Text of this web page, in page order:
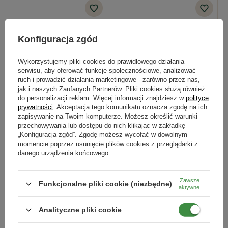
rośliny, które nie są wilgotne, 1-2 razy w okresie od
jednorazowej dawki 50 g na 1 m² powierzchni uprawy.
co najmniej 4-tygodniowy odstęp.
Pod drzewa i krzewy:Nawóz należy rozsiewać w
promieniu nieco większym od obrysu korony roślin.
Dodatkowe zastosowanie:
Nawóz SUMIN może być używany interwencyjnie do
nawożenia roślin, które są przeazotowane lub gdy istnieje
ryzyko ich przeazotowania w okresie wiosenno-letnim. W
uniwersalny jesienny w dawce 50-100 g na 1 m²
powierzchni.
Zalecenia dotyczące dawek dla różnych rodzajów roślin:
Podmiot odpowiedzialny za ten produkt na terenie UE Więcej
Naturcomplet-G nawóz organiczno-
mineralny 5kg - Sumin
64,89 zł
Moc Azotu 25 ml - Sumin
21,99 zł
Kategorie powiązane
Nawozy uniwersalne,Nawozy jesienne
Konfiguracja zgód
Wykorzystujemy pliki cookies do prawidłowego działania
serwisu, aby oferować funkcje społecznościowe, analizować
ruch i prowadzić działania marketingowe - zarówno przez nas,
jak i naszych Zaufanych Partnerów. Pliki cookies służą również
do personalizacji reklam. Więcej informacji znajdziesz w polityce
prywatności . Akceptacja tego komunikatu oznacza zgodę na ich
zapisywanie na Twoim komputerze. Możesz określić warunki
przechowywania lub dostępu do nich klikając w zakładkę
„Konfiguracja zgód”. Zgodę możesz wycofać w dowolnym
momencie poprzez usunięcie plików cookies z przeglądarki z
danego urządzenia końcowego.
Funkcjonalne pliki cookie (niezbędne)
Zawsze
aktywne
Analityczne pliki cookie